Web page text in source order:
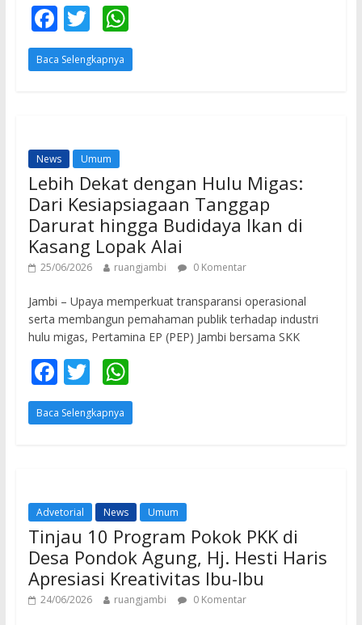
F
ac
e
o
k
T
w
itt
W
h
at
p
Baca Selengkapnya
News Umum
Lebih Dekat dengan Hulu Migas:
Dari Kesiapsiagaan Tanggap
Darurat hingga Budidaya Ikan di
Kasang Lopak Alai
25/06/2026 ruangjambi 0 Komentar
Jambi – Upaya memperkuat transparansi operasional
serta membangun pemahaman publik terhadap industri
hulu migas, Pertamina EP (PEP) Jambi bersama SKK
F
ac
e
o
k
T
w
itt
W
h
at
p
p
Baca Selengkapnya
Advetorial News Umum
Tinjau 10 Program Pokok PKK di
Desa Pondok Agung, Hj. Hesti Haris
Apresiasi Kreativitas Ibu-Ibu
24/06/2026 ruangjambi 0 Komentar